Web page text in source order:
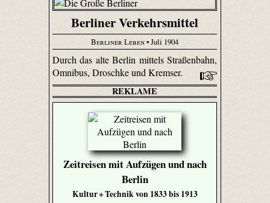
Berliner Verkehrsmittel
Berliner Leben• Juli 1904
Durch das alte Berlin mittels Straßenbahn,
Omnibus, Droschke und Kremser.
REKLAME
Zeitreisen mit Aufzügen und nach
Berlin
Kultur + Technik von 1833 bis 1913